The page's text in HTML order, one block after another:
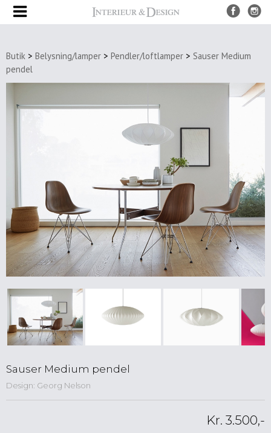
Butik > Belysning/lamper > Pendler/loftlamper > Sauser Medium
pendel
Sauser Medium pendel
Design: Georg Nelson
Kr. 3.500,-
UDSALG
Nye
Møbler
sideborde
Bakke
borde
Stole
Spisebordsstole
Lænestole
Kontorstole
Skamler
&
taburetter
Barstole
Sofaer